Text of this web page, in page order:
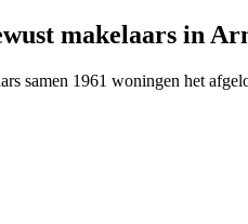
makelaars in
samen 1961 woningen het